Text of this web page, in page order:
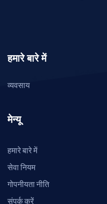
हमारे बारे में
व्यवसाय
मेन्यू
हमारे बारे में
सेवा नियम
गोपनीयता नीति
संपर्क करें